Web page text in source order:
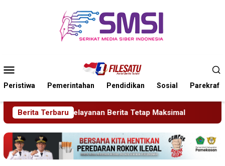
Mobile
Peristiwa Pemerintahan Pendidikan Sosial Parekraf
Berita Terbaru
Tetap Maksimal Torehan Gemilang PT BSI: 25 Juta